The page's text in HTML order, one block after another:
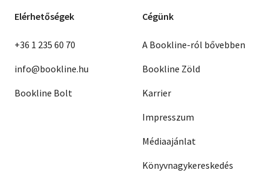
Elérhetőségek
+36 1 235 60 70
info@bookline.hu
Bookline Bolt
Cégünk
A Bookline-ról bővebben
Bookline Zöld
Karrier
Impresszum
Médiaajánlat
Könyvnagykereskedés